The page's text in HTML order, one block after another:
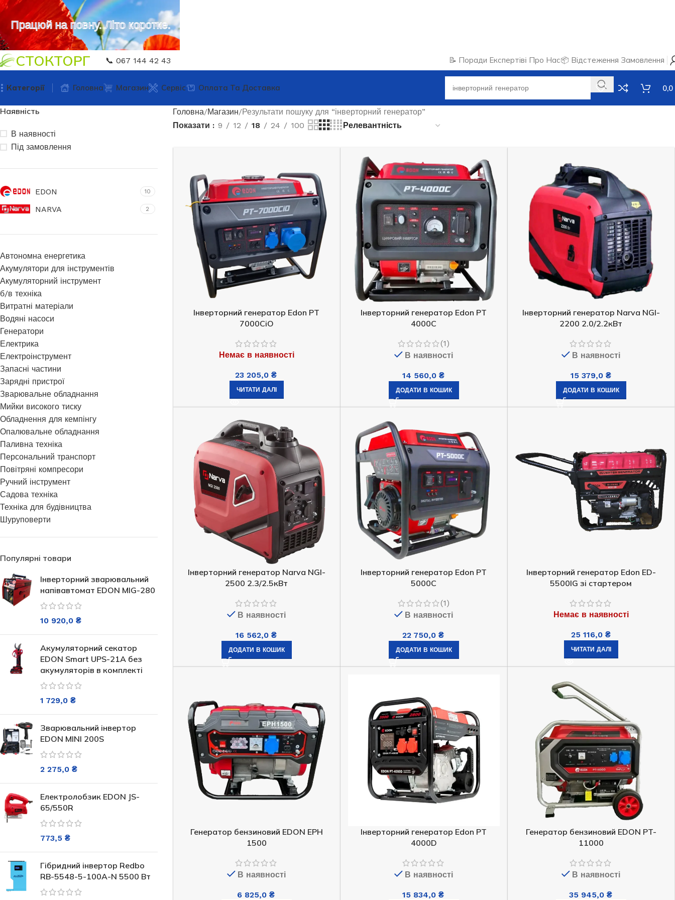
СТОКТОРГ 📞 067 144 42 43 📝 Поради Експертівℹ️ Про Нас📦 Відстеження Замовлення
Категорії
Генератори
Генератор бензиновий EDON PT-
В наявності
6 370,0
ДОДАТИ В КОШИК
Генератор дизельный Edon
открытого типа мощностью 150
кВт
819 000,1₴
ДОДАТИ В КОШИК
Бензиновий генератор EDON PT-
В наявності
ДОДАТИ В КОШИК
Генератор бензиновий EDON ED-
Немає в наявності
Генератор бензиновий EDON PT
10000 FES
В наявності
22 386,0
Інверторний генератор Edon ED-
HI 4500
Генератор бензиновий EDON PT-
Генератор бензиновий OKAYAMA
Головна Магазин Сервіс Оплата Та Доставка 0,0
Наявність
В наявності
Під замовлення
EDON 10
NARVA 2
Автономна енергетика
Акумулятори для інструментів
Акумуляторний інструмент
б/в техніка
Витратні матеріали
Водяні насоси
Генератори
Електрика
Електроінструмент
Запасні частини
Зарядні пристрої
Зварювальне обладнання
Мийки високого тиску
Обладнення для кемпінгу
Опалювальне обладнання
Паливна техніка
Персональний транспорт
Повітряні компресори
Ручний інструмент
Садова техніка
Техніка для будівництва
Шуруповерти
Популярні товари
Інверторний зварювальний
напівавтомат EDON MIG-280
10 920,0 ₴
Акумуляторний секатор
EDON Smart UPS-21A без
акумуляторів в комплекті
1 729,0 ₴
Зварювальний інвертор
EDON MINI 200S
2 275,0 ₴
Електролобзик EDON JS-
65/550R
773,5 ₴
Гібридний інвертор Redbo
RB-5548-5-100A-N 5500 Вт
Головна Магазин Результати пошуку для “інверторний генератор”
Показати
9 12 18 24 100
Інверторний генератор Edon PT
7000СiO
Немає в наявності
23 205,0₴
ЧИТАТИ ДАЛІ
Інверторний генератор Edon PT
4000С
(1)
В наявності
14 560,0 ₴
ДОДАТИ В КОШИК
Інверторний генератор Narva NGI-
2200 2.0/2.2кВт
В наявності
15 379,0 ₴
ДОДАТИ В КОШИК
Інверторний генератор Narva NGI-
2500 2.3/2.5кВт
В наявності
16 562,0 ₴
ДОДАТИ В КОШИК
Інверторний генератор Edon PT
5000С
(1)
В наявності
22 750,0₴
ДОДАТИ В КОШИК
Інверторний генератор Edon ED-
5500IG зі стартером
Немає в наявності
25 116,0 ₴
ЧИТАТИ ДАЛІ
Генератор бензиновий EDON EPH
1500
В наявності
6 825,0₴
Інверторний генератор Edon PT
4000D
В наявності
15 834,0₴
Генератор бензиновий EDON PT-
11000
В наявності
35 945,0₴
Працюй на повну. Літо коротке.